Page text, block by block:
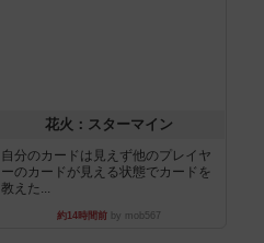
花火：スターマイン
自分のカードは見えず他のプレイヤ
ーのカードが見える状態でカードを
教えた...
約14時間前by mob567